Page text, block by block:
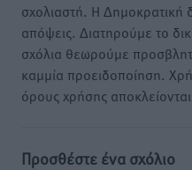
σχολιαστή. Η Δημοκρατική
απόψεις. Διατηρούμε το
σχόλια θεωρούμε
καμμία προειδοποίηση.
όρους χρήσης
Προσθέστε ένα σχόλιο